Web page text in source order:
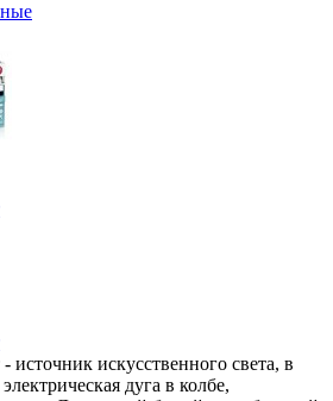
источник искусственного света, в
дуга в колбе,